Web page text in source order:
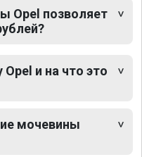
Opel позволяет
и на что это
мочевины